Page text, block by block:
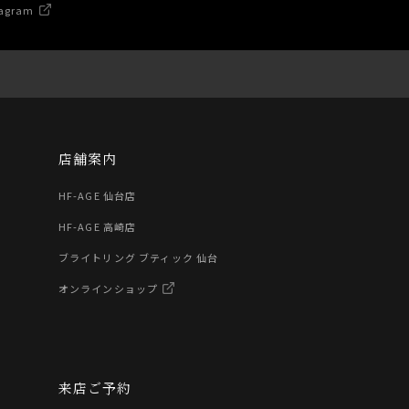
店舗案内
HF-AGE 仙台店
HF-AGE 高崎店
ブライトリング ブティック 仙台
オンラインショップ
来店ご予約